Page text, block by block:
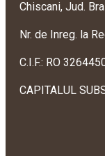
Chiscani, Jud.
Nr. de Inreg. la
C.I.F.: RO
CAPITALUL